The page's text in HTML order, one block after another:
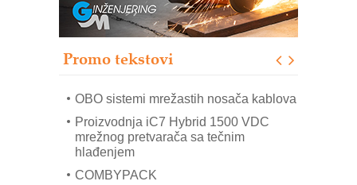
Promo tekstovi
RMQ-TITAN ADVANCED INDICATOR
– Pametna signalizacija za efikasnije
upravljanje mašinama
Mitutoyo Crysta-Apex V PLUS: Nova
OBO sistemi mrežastih nosača kablova
Proizvodnja iC7 Hybrid 1500 VDC
mrežnog pretvarača sa tečnim
hlađenjem
COMBYPACK